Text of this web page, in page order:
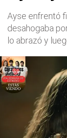
Ayse enfrentó
desahogaba
lo abrazó y